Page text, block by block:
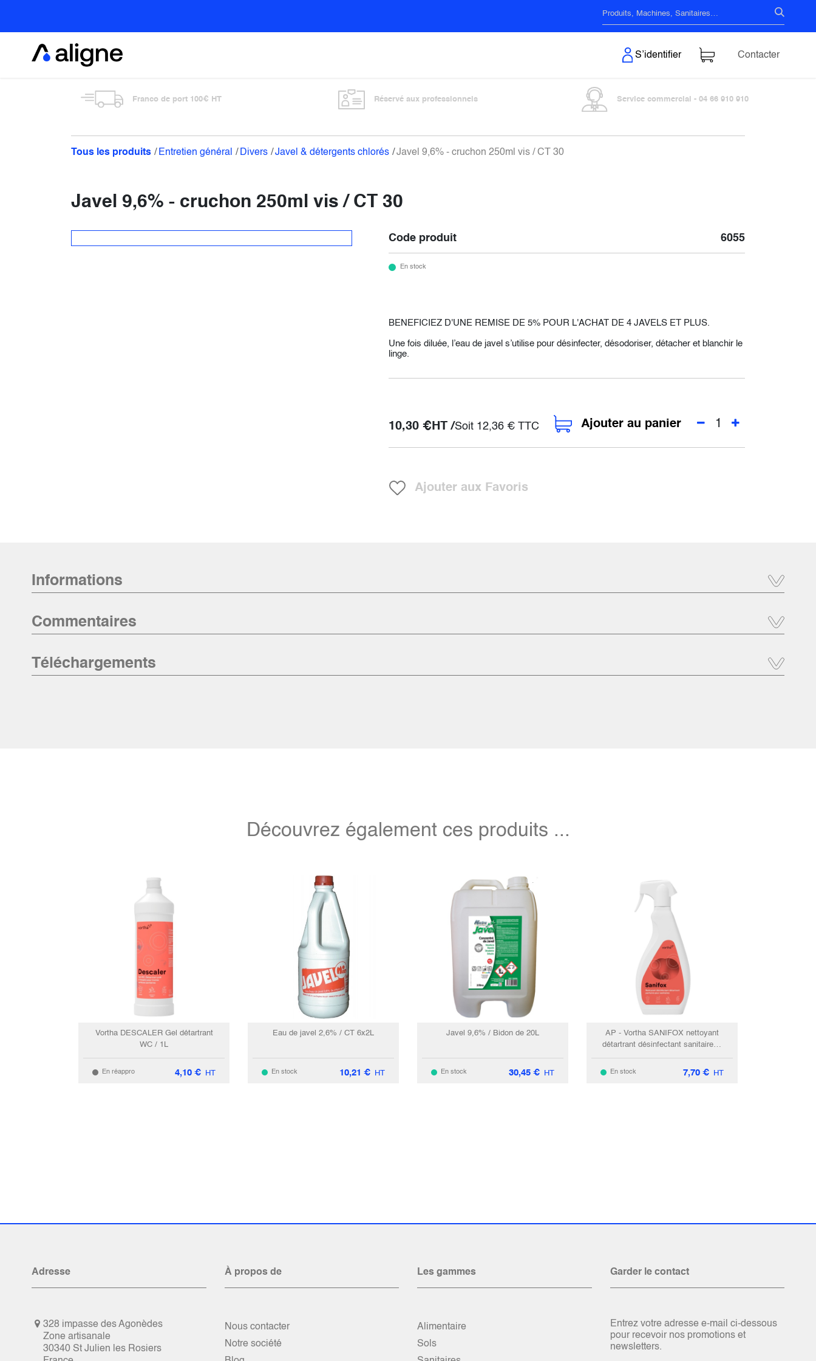
S’identifier Contacter
Franco de port 100€ HT Réservé aux professionnels Service commercial - 04 66 910 910
Tous les produits Entretien général Divers Javel & détergents chlorés Javel 9,6% - cruchon 250ml vis / CT 30
Javel 9,6% - cruchon 250ml vis / CT 30
Code produit 6055
En stock
BENEFICIEZ D'UNE REMISE DE 5% POUR L'ACHAT DE 4 JAVELS ET PLUS.
Une fois diluée, l’eau de javel s’utilise pour désinfecter, désodoriser, détacher et blanchir le
linge.
10,30€ HT /Soit 12,36€TTC Ajouter au panier
Ajouter aux Favoris
Informations
Commentaires
Téléchargements
Découvrez également ces produits ...
Vortha DESCALER Gel détartrant
WC / 1L
En réappro 4,10 € HT
Eau de javel 2,6% / CT 6x2L
En stock 10,21 € HT
Javel 9,6% / Bidon de 20L
En stock 30,45 € HT
AP - Vortha SANIFOX nettoyant
détartrant désinfectant sanitaires /
750ml
En stock 7,70 € HT
Adresse
328 impasse des Agonèdes
Zone artisanale
30340 St Julien les Rosiers
À propos de
Nous contacter
Notre société
Les gammes
Alimentaire
Sols
Garder le contact
Entrez votre adresse e-mail ci-dessous
pour recevoir nos promotions et
newsletters.